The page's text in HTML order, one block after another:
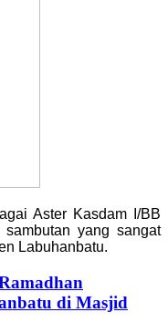
Aster Kasdam I/BB
yang sangat
Labuhanbatu.
di Masjid